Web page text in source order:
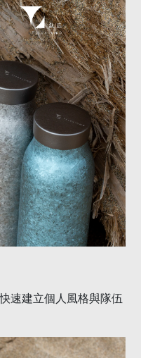
速建立個人風格與隊伍